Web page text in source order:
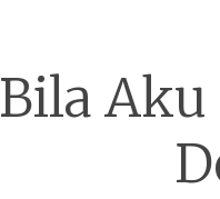
Bila